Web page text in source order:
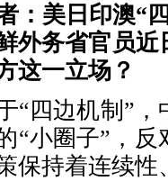
：美日印澳“
外务省官员
这一立场？
“四边机制”
“小圈子”，
保持着连续性